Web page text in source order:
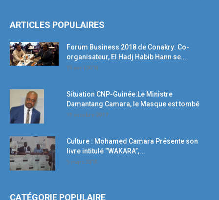
ARTICLES POPULAIRES
Forum Business 2018 de Conakry: Co-
organisateur, El Hadj Habib Hann se...
19 avril 2018
Situation CNP-Guinée:Le Ministre
Damantang Camara, le Masque est tombé
11 octobre 2017
Culture : Mohamed Camara Présente son
livre intitulé ‘’WAKARA’’,...
5 mars 2018
CATÉGORIE POPULAIRE